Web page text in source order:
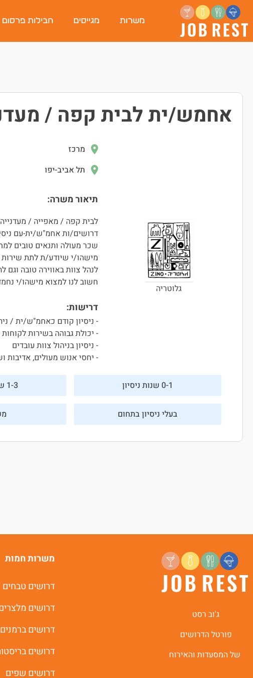
משרות מגייסים חבילות פרסום
אחמש/ית לבית קפה /
גלוטריה
מרכז
תל אביב-יפו
תיאור משרה:
לבית קפה / מאפייה /
דרושים/ות אחמ"ש/ית-עם
שכר מעולה ותנאים טובים
מישהו/י שיודע/ת לתת
לנהל צוות באווירה טובה וגם
חשוב לנו למצוא מישהו/י
דרישות:
- ניסיון קודם כאחמ"ש/ית /
- יכולת גבוהה בשירות לקוחות
- ניסיון בניהול צוות עובדים
- יחסי אנוש מעולים, אדיבות
0-1 שנות ניסיון 1-3 שנות ניסיון
בעלי ניסיון בתחום
ג'וב רסט
פורטל הדרושים
של המסעדות והאירוח
משרות חמות
דרושים טבחים
דרושים
דרושים ברמנים
דרושים
דרושים שפים